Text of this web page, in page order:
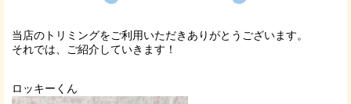
当店のトリミングをご利用いただきありがとうございます。
それでは、ご紹介していきます！
ロッキーくん